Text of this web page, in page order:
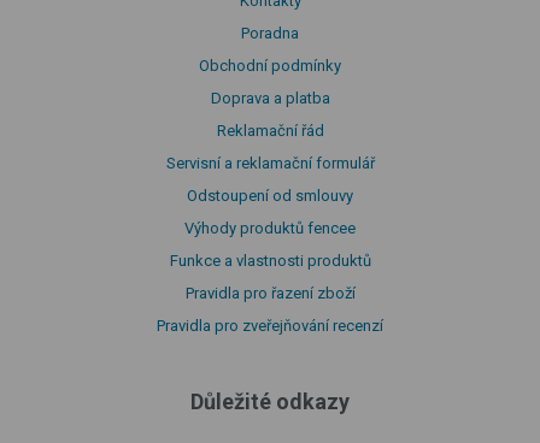
Poradna
Obchodní podmínky
Doprava a platba
Reklamační řád
Servisní a reklamační formulář
Odstoupení od smlouvy
Výhody produktů fencee
Funkce a vlastnosti produktů
Pravidla pro řazení zboží
Pravidla pro zveřejňování recenzí
Důležité odkazy